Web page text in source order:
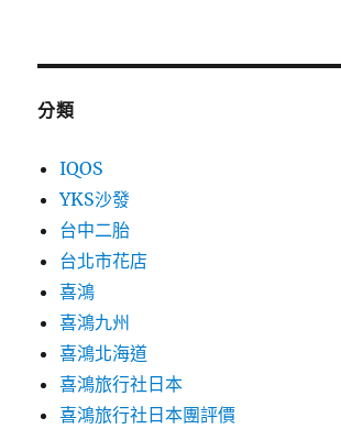
分類
IQOS
YKS沙發
台中二胎
台北市花店
喜鴻
喜鴻九州
喜鴻北海道
喜鴻旅行社日本
喜鴻旅行社日本團評價